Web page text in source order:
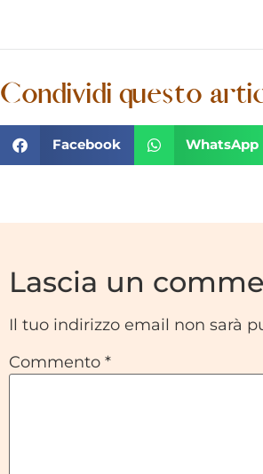
Condividi questo
Facebook WhatsApp
Lascia un
Il tuo indirizzo email non sarà
Commento *